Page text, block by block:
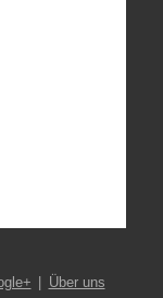
Über uns